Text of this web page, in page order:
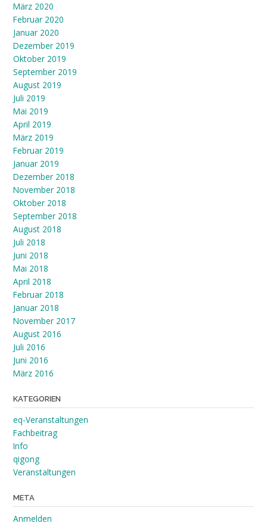
März 2020
Februar 2020
Januar 2020
Dezember 2019
Oktober 2019
September 2019
August 2019
Juli 2019
Mai 2019
April 2019
März 2019
Februar 2019
Januar 2019
Dezember 2018
November 2018
Oktober 2018
September 2018
August 2018
Juli 2018
Juni 2018
Mai 2018
April 2018
Februar 2018
Januar 2018
November 2017
August 2016
Juli 2016
Juni 2016
März 2016
KATEGORIEN
eq-Veranstaltungen
Fachbeitrag
Info
qigong
Veranstaltungen
META
Anmelden